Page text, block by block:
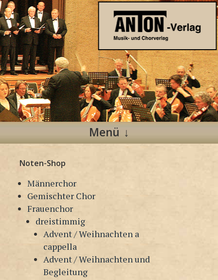
Anton Verlag
Musik- und Chorverlag
Menü
Inhalt
springen
Noten-Shop
Männerchor
Gemischter Chor
Frauenchor
dreistimmig
Advent / Weihnachten a
cappella
Advent / Weihnachten und
Begleitung